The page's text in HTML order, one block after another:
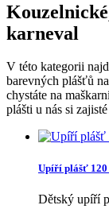
karneval
V této kategorii
barevných plášťů
chystáte na
plášti u nás si
Upíří plášť 120
Dětský upíří